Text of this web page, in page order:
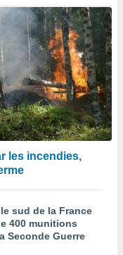
les incendies,
sud de la France
400 munitions
Seconde Guerre